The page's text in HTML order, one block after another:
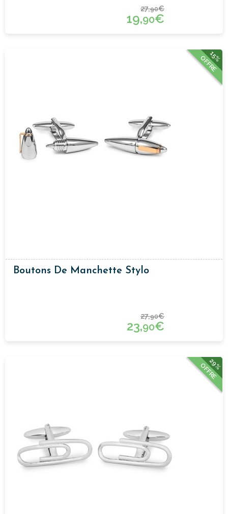
27,90€
19,90€
15%
OFFRE
Boutons De Manchette Stylo
27,90€
23,90€
29%
OFFRE